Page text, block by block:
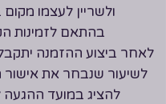
ולשריין לעצמו
בהתאם לזמינות
לאחר ביצוע ההזמנה
לשיעור שנבחר את
להציג במועד ההגעה